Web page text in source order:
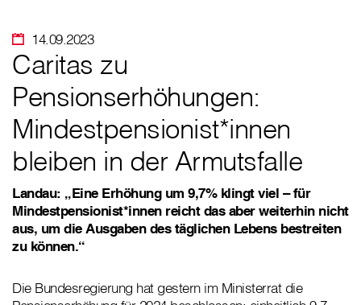
14.09.2023
Caritas zu
Pensionserhöhungen:
Mindestpensionist*innen
bleiben in der Armutsfalle
Landau: „Eine Erhöhung um 9,7% klingt viel – für
Mindestpensionist*innen reicht das aber weiterhin nicht
aus, um die Ausgaben des täglichen Lebens bestreiten
zu können.“
Die Bundesregierung hat gestern im Ministerrat die